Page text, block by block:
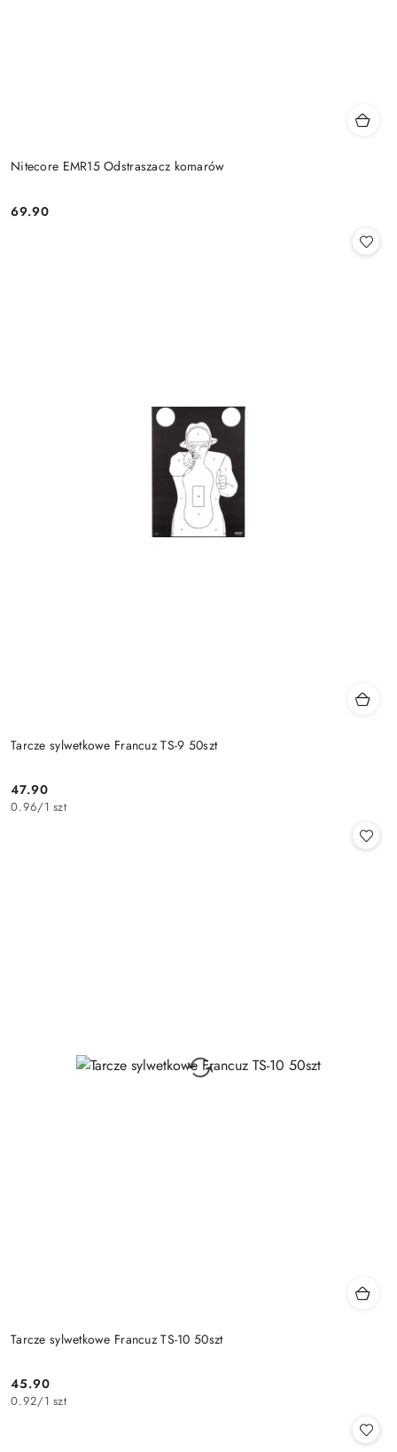
Nitecore EMR15 Odstraszacz komarów
Cena:
69.90
Tarcze sylwetkowe Francuz TS-9 50szt
Cena:
47.90
0.96/1 szt
Tarcze sylwetkowe Francuz TS-10 50szt
Cena:
45.90
0.92/1 szt